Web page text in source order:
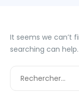
It seems we can’t
searching can help.